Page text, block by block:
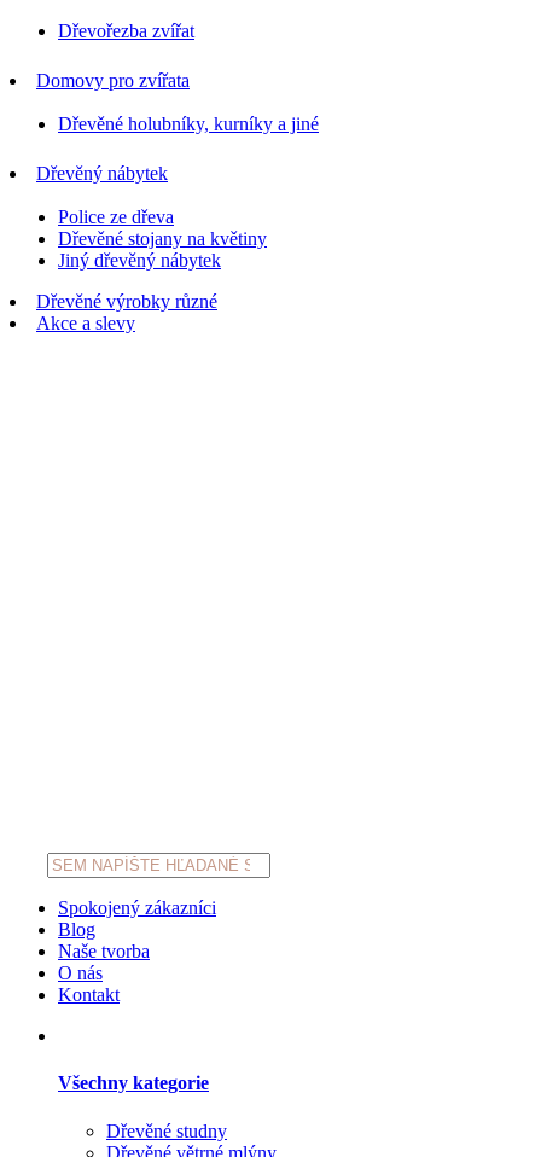
Dřevořezba zvířat
Domovy pro zvířata
Dřevěné holubníky, kurníky a jiné
Dřevěný nábytek
Police ze dřeva
Dřevěné stojany na květiny
Jiný dřevěný nábytek
Dřevěné výrobky různé
Akce a slevy
Products
search
Spokojený zákazníci
Blog
Naše tvorba
O nás
Kontakt
Všechny kategorie
Dřevěné studny
Dřevěné větrné mlýny